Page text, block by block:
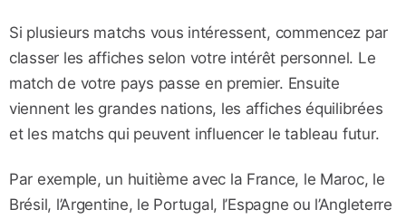
Si plusieurs matchs vous intéressent, commencez par
classer les affiches selon votre intérêt personnel. Le
match de votre pays passe en premier. Ensuite
viennent les grandes nations, les affiches équilibrées
et les matchs qui peuvent influencer le tableau futur.
Par exemple, un huitième avec la France, le Maroc, le
Brésil, l’Argentine, le Portugal, l’Espagne ou l’Angleterre